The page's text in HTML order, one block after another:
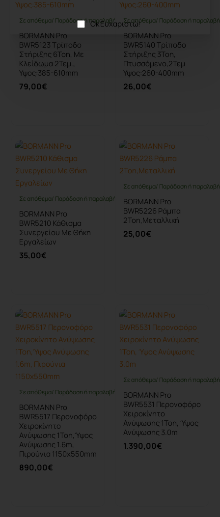
Οκ Ευχαριστώ!
Σε απόθεμα/ Παράδοση ή παραλαβή έως 10 ημέρες
BORMANN Pro
BWR5123 Τρίποδο
Στήριξης 6Ton, Με
Κλείδωμα 2Τεμ.,
Υψος:385-610mm
79,00€
Σε απόθεμα/ Παράδοση ή
BORMANN Pro
BWR5140 Τρίποδο
Στήριξης 3Ton,
Πτυσσόμενο,2Τεμ
Υψος:260-400mm
26,00€
Σε απόθεμα/ Παράδοση ή παραλαβή έως 10 ημέρες
BORMANN Pro
BWR5210 Κάθισμα
Συνεργείου Με Θήκη
Εργαλείων
35,00€
Σε απόθεμα/ Παράδοση ή
BORMANN Pro
BWR5226 Ράμπα
2Ton,Μεταλλική
25,00€
Σε απόθεμα/ Παράδοση ή παραλαβή έως 10 ημέρες
BORMANN Pro
BWR5517 Περονοφόρο
Χειροκίνητο
Ανύψωσης 1Ton,Ύψος
Ανύψωσης 1.6m,
Πιρούνια 1150x550mm
890,00€
Σε απόθεμα/ Παράδοση ή
BORMANN Pro
BWR5531 Περονοφόρο
Χειροκίνητο
Ανύψωσης 1Ton, Ύψος
Ανύψωσης 3.0m
1.390,00€